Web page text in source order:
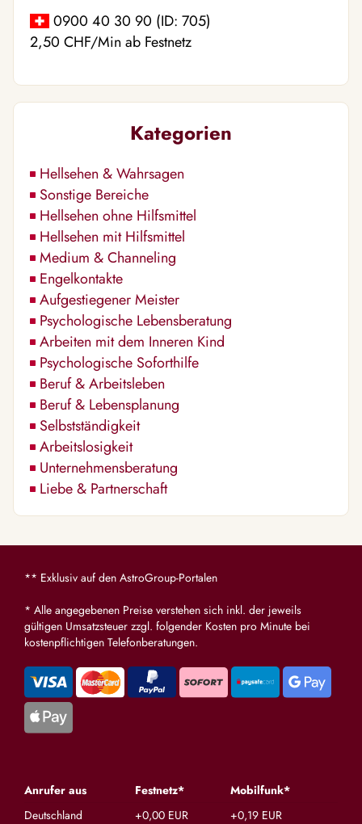
0900 40 30 90 (ID: 705)
2,50 CHF/Min ab Festnetz
Kategorien
Hellsehen & Wahrsagen
Sonstige Bereiche
Hellsehen ohne Hilfsmittel
Hellsehen mit Hilfsmittel
Medium & Channeling
Engelkontakte
Aufgestiegener Meister
Psychologische Lebensberatung
Arbeiten mit dem Inneren Kind
Psychologische Soforthilfe
Beruf & Arbeitsleben
Beruf & Lebensplanung
Selbstständigkeit
Arbeitslosigkeit
Unternehmensberatung
Liebe & Partnerschaft
** Exklusiv auf den AstroGroup-Portalen
* Alle angegebenen Preise verstehen sich inkl. der jeweils
gültigen Umsatzsteuer zzgl. folgender Kosten pro Minute bei
kostenpflichtigen Telefonberatungen.
Anrufer aus Festnetz*
Mobilfunk*
Deutschland
+0,00 EUR
+0,19 EUR